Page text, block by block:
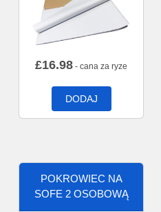
£16.98 - cana za ryze
DODAJ
POKROWIEC NA
SOFE 2 OSOBOWĄ